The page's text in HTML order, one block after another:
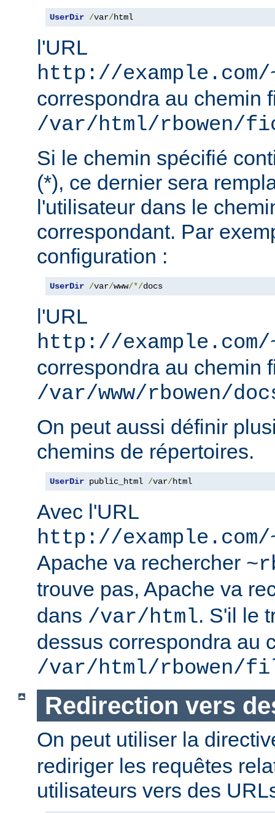
UserDir /var/html
l'URL
http://
correspondra au chemin
/var/html/rbowen/
Si le chemin spécifié
(*), ce dernier sera
l'utilisateur dans le
correspondant. Par
configuration :
UserDir /var/www/*/docs
l'URL
http://
correspondra au chemin
/var/www/rbowen/
On peut aussi définir
chemins de répertoires.
UserDir public_html /var/html
Avec l'URL
http://
Apache va rechercher
trouve pas, Apache va
dans /var/html. S'il le
dessus correspondra au
/var/html/rbowen/
Redirection vers
On peut utiliser la
rediriger les requêtes
utilisateurs vers des